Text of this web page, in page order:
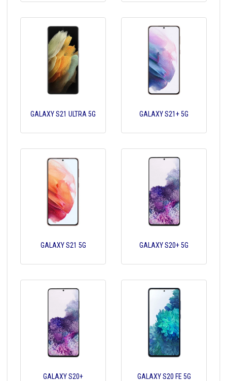
GALAXY S21 ULTRA 5G GALAXY S21+ 5G
GALAXY S21 5G GALAXY S20+ 5G
GALAXY S20+ GALAXY S20 FE 5G